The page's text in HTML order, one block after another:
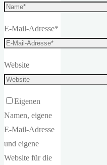
E-Mail-Adresse*
Website
Eigenen
Namen, eigene
E-Mail-Adresse
und eigene
Website für die